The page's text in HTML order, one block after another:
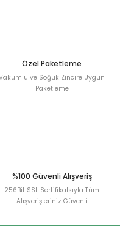
Özel Paketleme
ve Soğuk Zincire Uygun
Paketleme
%100 Güvenli Alışveriş
256Bit SSL Sertifikalsıyla Tüm
Alışverişleriniz Güvenli